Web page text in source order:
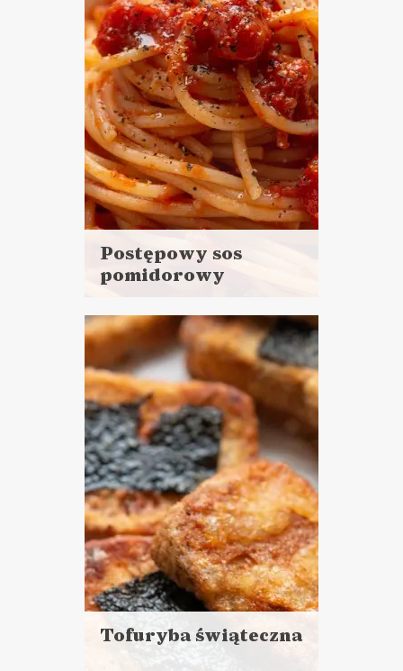
CIASTA I DESERY
TŁUSTY CZWARTEK ?
Postępowy sos
pomidorowy
więcej
Czas przygotowania: 15 minut
pracy + 30 minut czekania
DANIA GŁÓWNE
LUNCHE DO PRACY
VEGANUARY ?
Tofuryba świąteczna